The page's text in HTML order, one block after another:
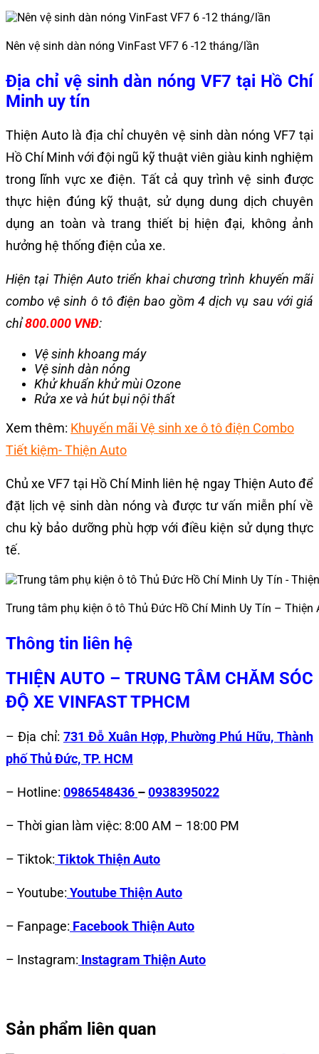
Nên vệ sinh dàn nóng VinFast VF7 6 -12 tháng/lần
Địa chỉ vệ sinh dàn nóng VF7 tại Hồ Chí
Minh uy tín
Thiện Auto là địa chỉ chuyên vệ sinh dàn nóng VF7 tại
Hồ Chí Minh với đội ngũ kỹ thuật viên giàu kinh nghiệm
trong lĩnh vực xe điện. Tất cả quy trình vệ sinh được
thực hiện đúng kỹ thuật, sử dụng dung dịch chuyên
dụng an toàn và trang thiết bị hiện đại, không ảnh
hưởng hệ thống điện của xe.
Hiện tại Thiện Auto triển khai chương trình khuyến mãi
combo vệ sinh ô tô điện bao gồm 4 dịch vụ sau với giá
chỉ800.000 VNĐ:
Vệ sinh khoang máy
Vệ sinh dàn nóng
Khử khuẩn khử mùi Ozone
Rửa xe và hút bụi nội thất
Xem thêm: Khuyến mãi Vệ sinh xe ô tô điện Combo
Tiết kiệm- Thiện Auto
Chủ xe VF7 tại Hồ Chí Minh liên hệ ngay Thiện Auto để
đặt lịch vệ sinh dàn nóng và được tư vấn miễn phí về
chu kỳ bảo dưỡng phù hợp với điều kiện sử dụng thực
tế.
Trung tâm phụ kiện ô tô Thủ Đức Hồ Chí Minh Uy Tín – Thiện
Thông tin liên hệ
THIỆN AUTO – TRUNG TÂM CHĂM SÓC
ĐỘ XE VINFAST TPHCM
– Địa chỉ: 731 Đỗ Xuân Hợp, Phường Phú Hữu, Thành
phố Thủ Đức, TP. HCM
– Hotline: 0986548436 –0938395022
– Thời gian làm việc: 8:00 AM – 18:00 PM
– Tiktok: Tiktok Thiện Auto
– Youtube: Youtube Thiện Auto
– Fanpage: Facebook Thiện Auto
– Instagram: Instagram Thiện Auto
Sản phẩm liên quan